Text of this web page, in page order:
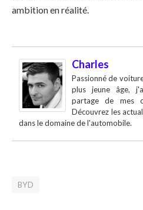
ambition en réalité.
Charles
Passionné de
plus jeune âge,
partage de mes
Découvrez les
dans le domaine de l'automobile.
BYD